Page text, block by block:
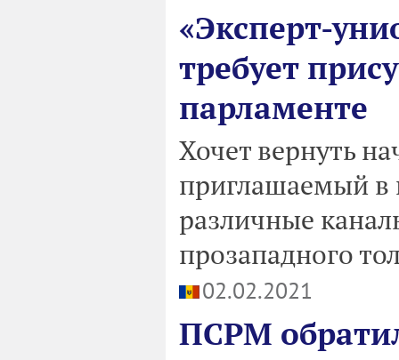
«Эксперт-
требует
парламенте
Хочет вернуть
приглашаемый в
различные
прозападного
02.02.2021
ПСРМ